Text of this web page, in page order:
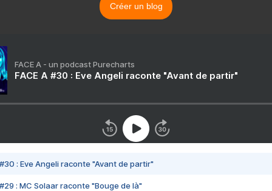
Créer un blog
FACE A - un podcast Purecharts
FACE A #30 : Eve Angeli raconte "Avant de partir"
#30 : Eve Angeli raconte "Avant de partir"
#29 : MC Solaar raconte "Bouge de là"